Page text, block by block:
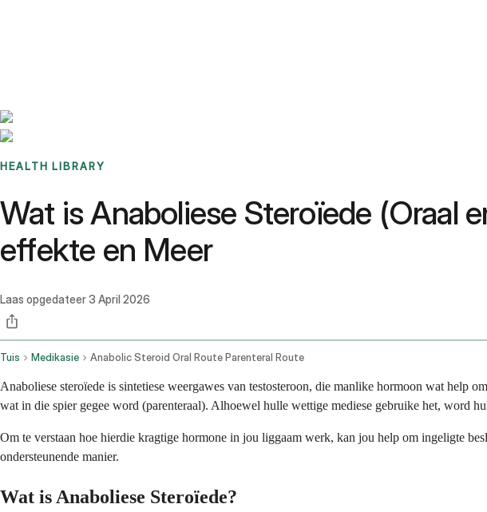
HEALTH LIBRARY
Wat is Anaboliese Steroïede (Oraal
effekte en Meer
Laas opgedateer3 April 2026
Tuis Medikasie Anabolic Steroid Oral Route Parenteral Route
Anaboliese steroïede is sintetiese weergawes van testosteroon, die manlike hormoon wat
wat in die spier gegee word (parenteraal). Alhoewel hulle wettige mediese gebruike het, word
Om te verstaan hoe hierdie kragtige hormone in jou liggaam werk, kan jou help om ingeligte
ondersteunende manier.
Wat is Anaboliese Steroïede?